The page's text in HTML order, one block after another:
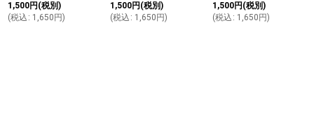
1,500円 (税別)
(税込 : 1,650 円)
1,500円 (税別)
(税込 : 1,650 円)
1,500円 (税別)
(税込 : 1,650 円)